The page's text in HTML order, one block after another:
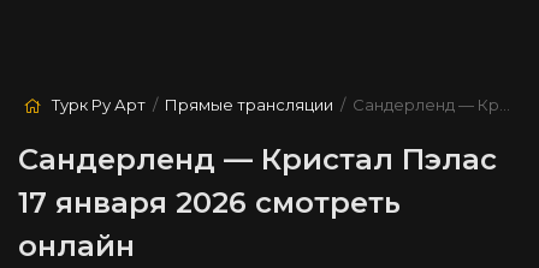
Турк Ру Арт / Прямые трансляции / Сандерленд — Кристал Пэлас
Сандерленд — Кристал Пэлас
17 января 2026 смотреть
онлайн